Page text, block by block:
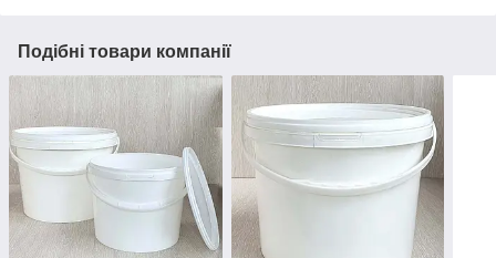
Подібні товари компанії